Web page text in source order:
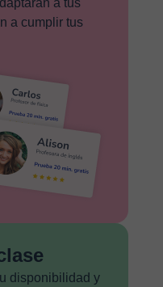
a tus
a cumplir tus
disponibilidad y